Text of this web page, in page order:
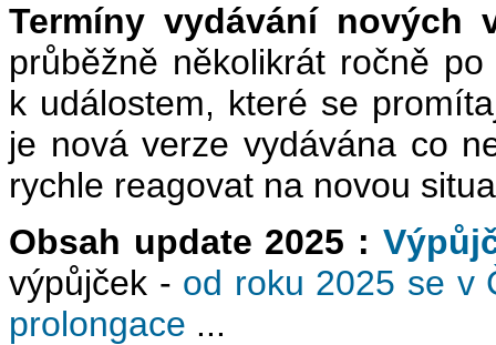
Termíny vydávání nových
průběžně několikrát ročně
k událostem, které se
je nová verze vydávána co
rychle reagovat na novou
Obsah update 2025 :
výpůjček - od roku 2025 se v
prolongace ...